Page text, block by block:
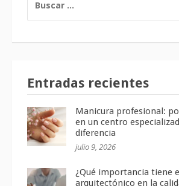
Entradas recientes
Manicura profesional:
en un centro
diferencia
julio 9, 2026
¿Qué importancia tiene
arquitectónico en la